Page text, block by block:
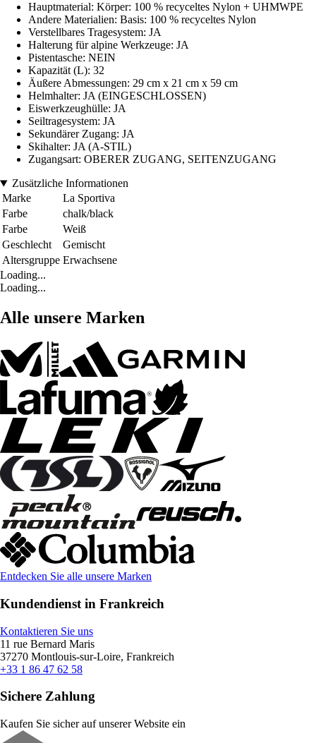
Hauptmaterial: Körper: 100 % recyceltes Nylon + UHMWPE
Andere Materialien: Basis: 100 % recyceltes Nylon
Verstellbares Tragesystem: JA
Halterung für alpine Werkzeuge: JA
Pistentasche: NEIN
Kapazität (L): 32
Äußere Abmessungen: 29 cm x 21 cm x 59 cm
Helmhalter: JA (EINGESCHLOSSEN)
Eiswerkzeughülle: JA
Seiltragesystem: JA
Sekundärer Zugang: JA
Skihalter: JA (A-STIL)
Zugangsart: OBERER ZUGANG, SEITENZUGANG
Zusätzliche Informationen
Marke
La Sportiva
Farbe
chalk/black
Farbe
Weiß
Geschlecht
Gemischt
Altersgruppe Erwachsene
Loading...
Loading...
Alle unsere Marken
Entdecken Sie alle unsere Marken
Kundendienst in Frankreich
Kontaktieren Sie uns
11 rue Bernard Maris
37270 Montlouis-sur-Loire, Frankreich
+33 1 86 47 62 58
Sichere Zahlung
Kaufen Sie sicher auf unserer Website ein